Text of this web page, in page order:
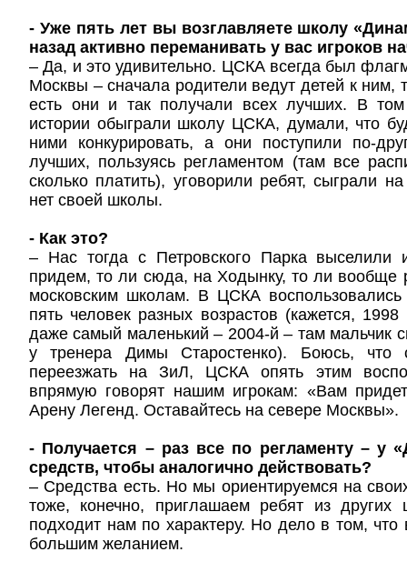
- Уже пять лет вы возглавляете школу
назад активно переманивать у вас игроков
– Да, и это удивительно. ЦСКА всегда был
Москвы – сначала родители ведут детей к ним,
есть они и так получали всех лучших. В
истории обыграли школу ЦСКА, думали, что
ними конкурировать, а они поступили по-
лучших, пользуясь регламентом (там все
сколько платить), уговорили ребят, сыграли
нет своей школы.
- Как это?
– Нас тогда с Петровского Парка
придем, то ли сюда, на Ходынку, то ли вообще
московским школам. В ЦСКА
пять человек разных возрастов (кажется,
даже самый маленький – 2004-й – там мальчик
у тренера Димы Старостенко). Боюсь, что
переезжать на ЗиЛ, ЦСКА опять этим
впрямую говорят нашим игрокам: «Вам
Арену Легенд. Оставайтесь на севере Москвы».
- Получается – раз все по регламенту – у
средств, чтобы аналогично действовать?
– Средства есть. Но мы ориентируемся на
тоже, конечно, приглашаем ребят из
подходит нам по характеру. Но дело в том,
большим желанием.